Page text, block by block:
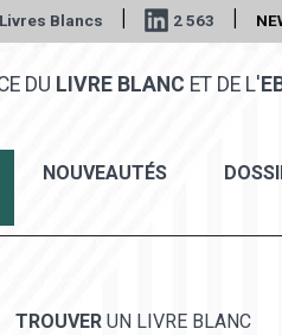
Blancs | 2 563 |
DU LIVRE BLANC ET DE L'
NOUVEAUTÉS
TROUVER UN LIVRE BLANC